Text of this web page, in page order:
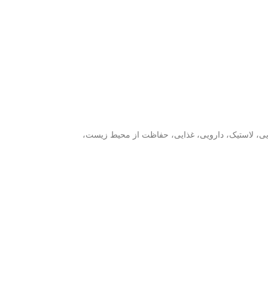
لاستیک، دارویی، غذایی، حفاظت از محیط زیست،